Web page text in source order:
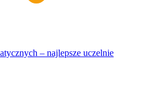
– najlepsze uczelnie